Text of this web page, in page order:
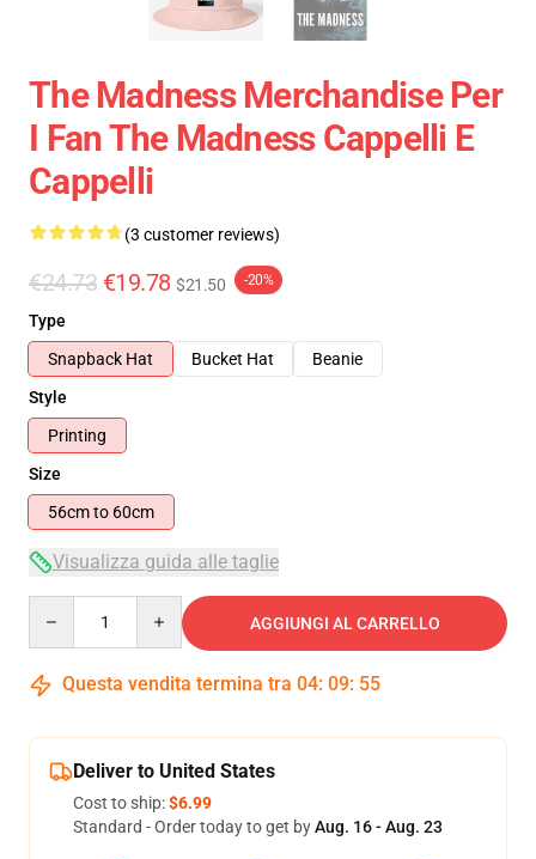
The Madness Merchandise Per
I Fan The Madness Cappelli E
Cappelli
(3 customer reviews)
€24.73 €19.78 $21.50 -20%
Type
Snapback Hat
Bucket Hat
Beanie
Style
Printing
Size
56cm to 60cm
Visualizza guida alle taglie
AGGIUNGI AL CARRELLO
Questa vendita termina tra 04: 09: 55
Deliver to United States
Cost to ship:$6.99
Standard - Order today to get byAug. 16 - Aug. 23